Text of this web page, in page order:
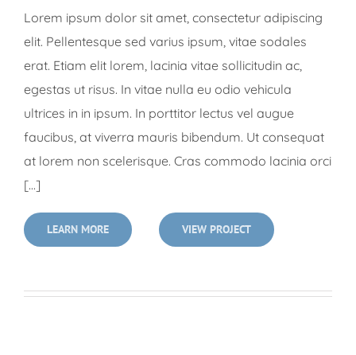
Lorem ipsum dolor sit amet, consectetur adipiscing
elit. Pellentesque sed varius ipsum, vitae sodales
erat. Etiam elit lorem, lacinia vitae sollicitudin ac,
egestas ut risus. In vitae nulla eu odio vehicula
ultrices in in ipsum. In porttitor lectus vel augue
faucibus, at viverra mauris bibendum. Ut consequat
at lorem non scelerisque. Cras commodo lacinia orci
[...]
LEARN MORE VIEW PROJECT